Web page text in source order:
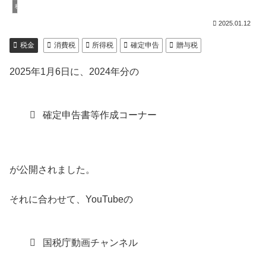
税金
2025.01.12
税金 消費税 所得税 確定申告 贈与税
2025年1月6日に、2024年分の
確定申告書等作成コーナー
が公開されました。
それに合わせて、YouTubeの
国税庁動画チャンネル